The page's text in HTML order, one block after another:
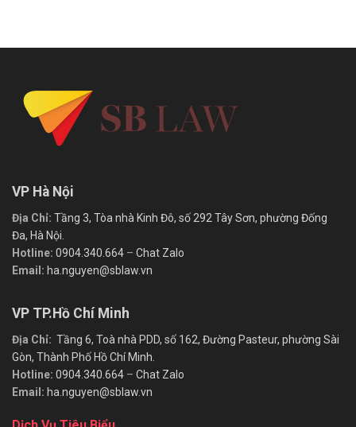
VP Hà Nội
Địa Chỉ: Tầng 3, Tòa nhà Kinh Đô, số 292 Tây Sơn, phường Đống
Đa, Hà Nội.
Hotline: 0904.340.664 – Chat Zalo
Email: ha.nguyen@sblaw.vn
VP TP.Hồ Chí Minh
Địa Chỉ: Tầng 6, Toà nhà PDD, số 162, Đường Pasteur, phường Sài
Gòn, Thành Phố Hồ Chí Minh.
Hotline: 0904.340.664 – Chat Zalo
Email: ha.nguyen@sblaw.vn